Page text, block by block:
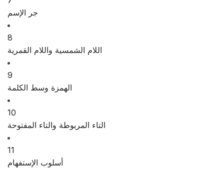
جر الإسم
8
اللام الشمسية واللام القمرية
9
الهمزة وسط الكلمة
10
التاء المربوطة والتاء المفتوحة
11
أسلوب الإستفهام